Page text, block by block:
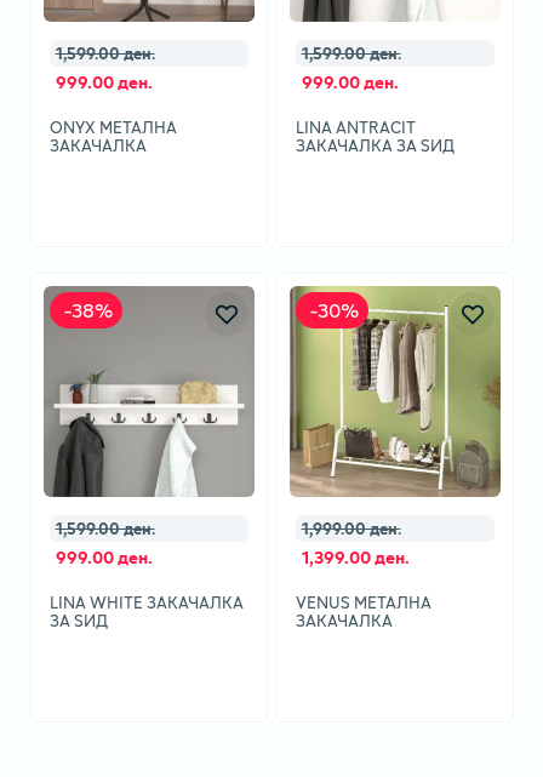
1,599.00 ден.
999.00 ден.
ONYX МЕТАЛНА
ЗАКАЧАЛКА
1,599.00 ден.
999.00 ден.
LINA ANTRACIT
ЗАКАЧАЛКА ЗА ЅИД
-38%
1,599.00 ден.
999.00 ден.
LINA WHITE ЗАКАЧАЛКА
ЗА ЅИД
-30%
1,999.00 ден.
1,399.00 ден.
VENUS МЕТАЛНА
ЗАКАЧАЛКА